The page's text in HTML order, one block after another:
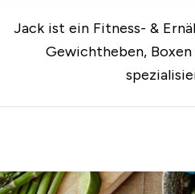
Jack ist ein Fitness- &
Gewichtheben,